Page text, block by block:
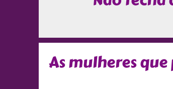
As mulheres